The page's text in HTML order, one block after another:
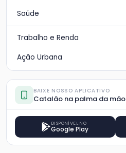
Saúde
Trabalho e Renda
Ação Urbana
BAIXE NOSSO APLICATIVO
Catalão na palma da mão
DISPONÍVEL NO
Google Play